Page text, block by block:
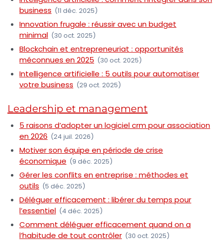
business (11 déc. 2025)
Innovation frugale : réussir avec un budget
minimal (30 oct. 2025)
Blockchain et entrepreneuriat : opportunités
méconnues en 2025 (30 oct. 2025)
Intelligence artificielle : 5 outils pour automatiser
votre business (29 oct. 2025)
Leadership et management
5 raisons d’adopter un logiciel crm pour association
en 2026 (24 juil. 2026)
Motiver son équipe en période de crise
économique (9 déc. 2025)
Gérer les conflits en entreprise : méthodes et
outils (5 déc. 2025)
Déléguer efficacement : libérer du temps pour
l’essentiel (4 déc. 2025)
Comment déléguer efficacement quand on a
l’habitude de tout contrôler (30 oct. 2025)